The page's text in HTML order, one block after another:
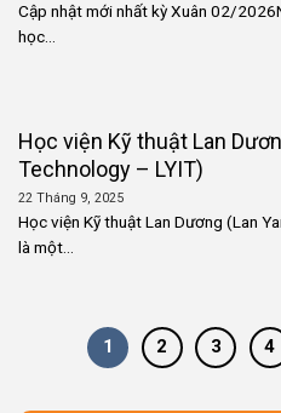
Cập nhật mới nhất kỳ Xuân 02/
học...
Học viện Kỹ thuật Lan
Technology – LYIT)
22 Tháng 9, 2025
Học viện Kỹ thuật Lan Dương (Lan
là một...
1 2 3 4